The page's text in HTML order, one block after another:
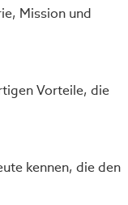
Mission und
Vorteile, die
kennen, die den